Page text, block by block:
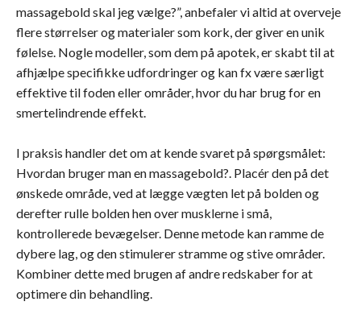
massagebold skal jeg vælge?”, anbefaler vi altid at overveje
flere størrelser og materialer som kork, der giver en unik
følelse. Nogle modeller, som dem på apotek, er skabt til at
afhjælpe specifikke udfordringer og kan fx være særligt
effektive til foden eller områder, hvor du har brug for en
smertelindrende effekt.
I praksis handler det om at kende svaret på spørgsmålet:
Hvordan bruger man en massagebold?. Placér den på det
ønskede område, ved at lægge vægten let på bolden og
derefter rulle bolden hen over musklerne i små,
kontrollerede bevægelser. Denne metode kan ramme de
dybere lag, og den stimulerer stramme og stive områder.
Kombiner dette med brugen af andre redskaber for at
optimere din behandling.